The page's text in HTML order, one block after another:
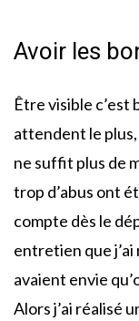
Avoir les
Être visible c’est
attendent le
ne suffit plus de
trop d’abus ont
compte dès le
entretien que
avaient envie
Alors j’ai réalisé